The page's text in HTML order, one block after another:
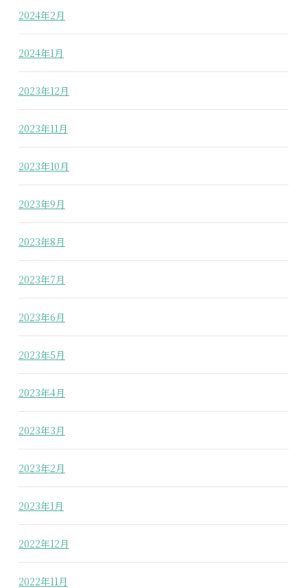
2024年2月
2024年1月
2023年12月
2023年11月
2023年10月
2023年9月
2023年8月
2023年7月
2023年6月
2023年5月
2023年4月
2023年3月
2023年2月
2023年1月
2022年12月
2022年11月